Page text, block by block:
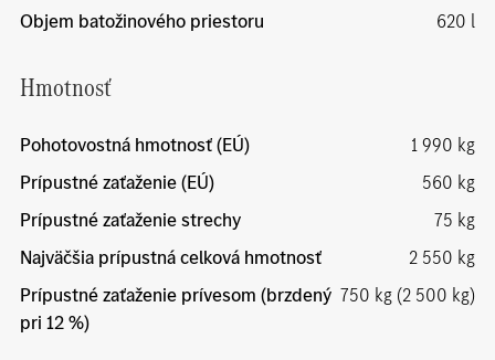
Objem batožinového priestoru
620 l
Hmotnosť
Pohotovostná hmotnosť (EÚ)
1 990 kg
Prípustné zaťaženie (EÚ)
560 kg
Prípustné zaťaženie strechy
75 kg
Najväčšia prípustná celková hmotnosť
2 550 kg
Prípustné zaťaženie prívesom (brzdený
pri 12 %)
750 kg (2 500 kg)